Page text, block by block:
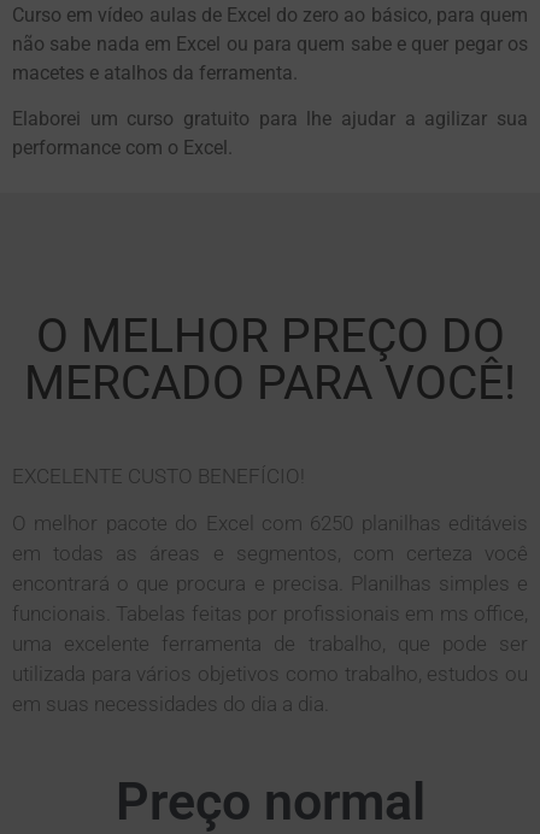
Curso em vídeo aulas de Excel do zero ao básico, para quem
não sabe nada em Excel ou para quem sabe e quer pegar os
macetes e atalhos da ferramenta.
Elaborei um curso gratuito para lhe ajudar a agilizar sua
performance com o Excel.
O MELHOR PREÇO DO
MERCADO PARA VOCÊ!
EXCELENTE CUSTO BENEFÍCIO!
O melhor pacote do Excel com 6250 planilhas editáveis
em todas as áreas e segmentos, com certeza você
encontrará o que procura e precisa. Planilhas simples e
funcionais. Tabelas feitas por profissionais em ms office,
uma excelente ferramenta de trabalho, que pode ser
utilizada para vários objetivos como trabalho, estudos ou
em suas necessidades do dia a dia.
Preço normal